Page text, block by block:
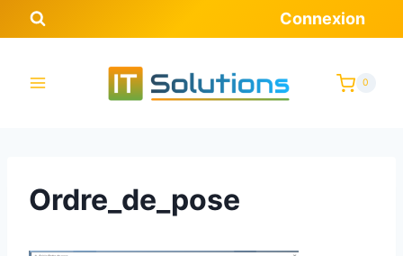
Aller
au
Connexion
0
Ordre_de_pose